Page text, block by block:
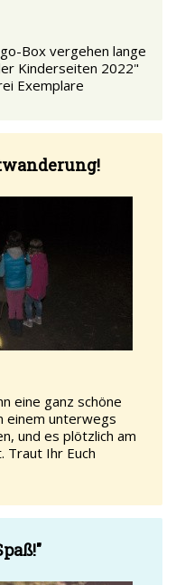
Box vergehen lange
Kinderseiten 2022"
Exemplare
eine ganz schöne
einem unterwegs
und es plötzlich am
Traut Ihr Euch